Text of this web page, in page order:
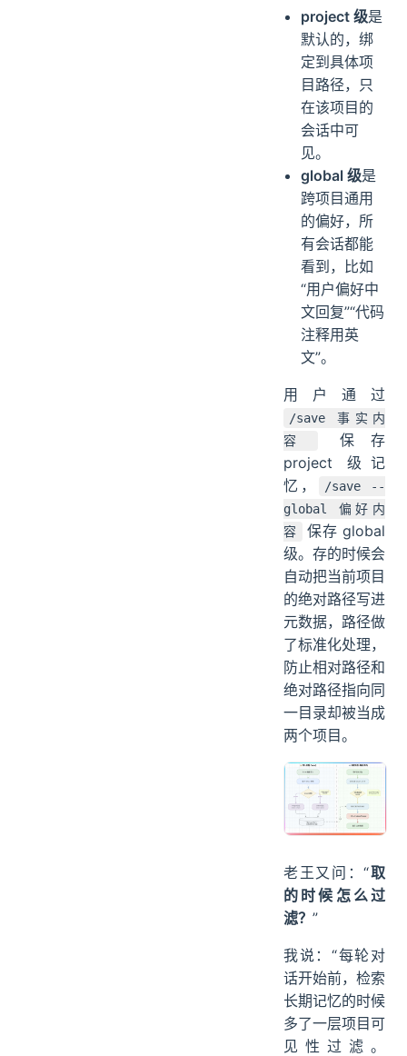
project 级是
默认的，绑
定到具体项
目路径，只
在该项目的
会话中可
见。
global 级是
跨项目通用
的偏好，所
有会话都能
看到，比如
“用户偏好中
文回复”“代码
注释用英
文”。
用户通过
/save 事实内
容
保存
project 级记
忆，
/save --
global 偏好内
容
保存 global
级。存的时候会
自动把当前项目
的绝对路径写进
元数据，路径做
了标准化处理，
防止相对路径和
绝对路径指向同
一目录却被当成
两个项目。
老王又问：“取
的时候怎么过
滤？ ”
我说：“每轮对
话开始前，检索
长期记忆的时候
多了一层项目可
见性过滤。